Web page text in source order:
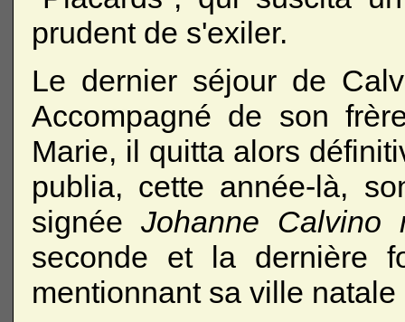
prudent de s'exiler.
Le dernier séjour de
Accompagné de son
Marie, il quitta alors
publia, cette année-là,
signée Johanne Calvino
seconde et la dernière
mentionnant sa ville